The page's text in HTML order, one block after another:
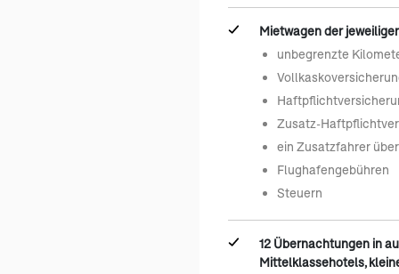
Mietwagen der
unbegrenzte
Zusatz-
ein Zusatzfahrer
Flughafengebühren
Steuern
12 Übernachtungen in
Mittelklassehotels,